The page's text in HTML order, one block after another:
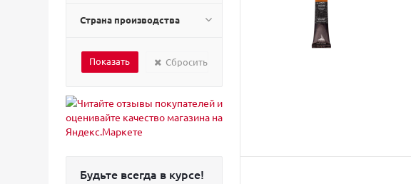
Страна производства
Сбросить
Будьте всегда в курсе!